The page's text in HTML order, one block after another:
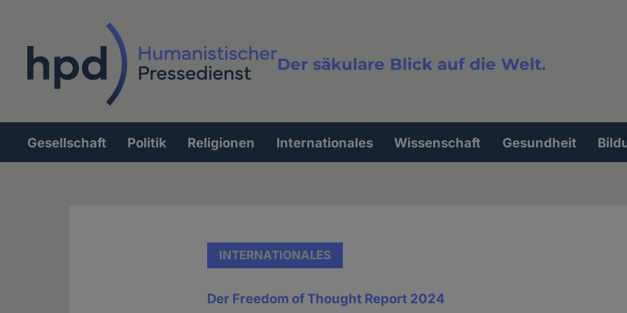
Der säkulare Blick auf die Welt.
Volltextsuche
Hauptnavigation
Gesellschaft Politik Religionen Internationales Wissenschaft Gesundheit
INTERNATIONALES
Der Freedom of Thought Report 2024